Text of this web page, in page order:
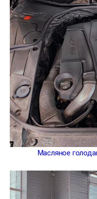
Масляное